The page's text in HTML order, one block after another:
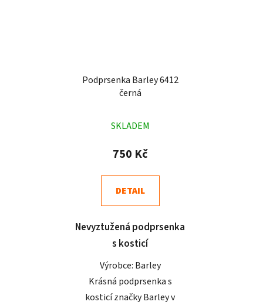
Podprsenka Barley 6412
černá
hodnocení
produktu
4,8
z
hvězdiček.
SKLADEM
750 Kč
DETAIL
Nevyztužená podprsenka
s kosticí
Výrobce: Barley
Krásná podprsenka s
kosticí značky Barley v